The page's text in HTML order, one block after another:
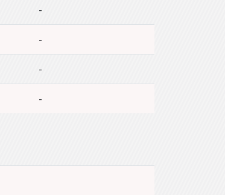
-
-
-
-